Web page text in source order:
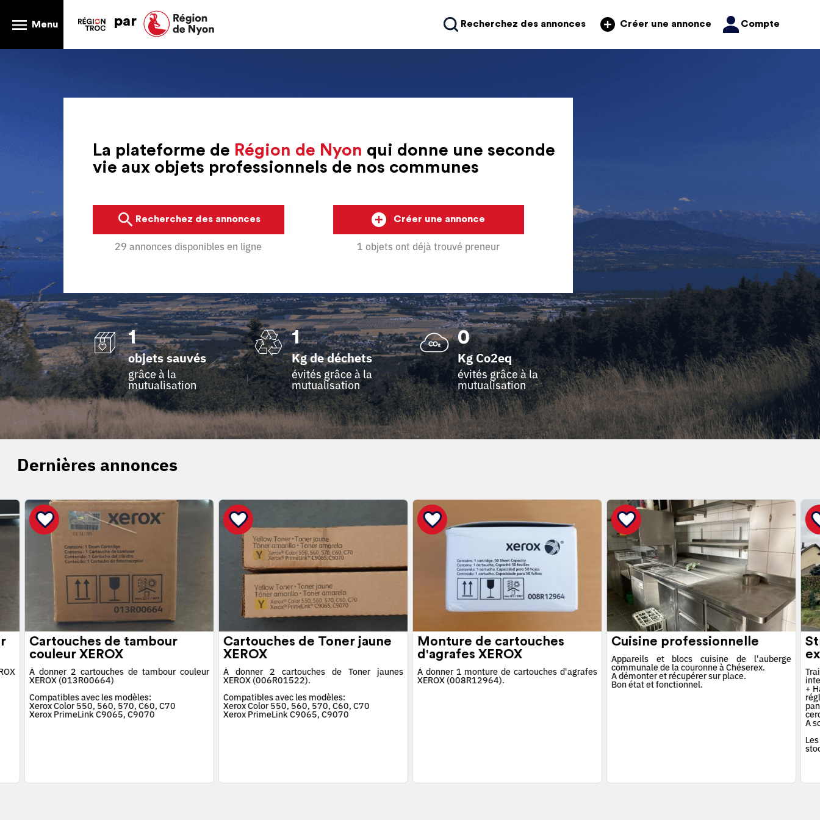
Menu par Recherchez des annonces Créer une annonce Compte
La plateforme de Région de Nyon qui donne une seconde
vie aux objets professionnels de nos communes
Recherchez des annonces
29 annonces disponibles en ligne
Créer une annonce
1 objets ont déjà trouvé preneur
1
objets sauvés
grâce à la
mutualisation
1
Kg de déchets
évités grâce à la
mutualisation
0
Kg Co2eq
évités grâce à la
mutualisation
Dernières annonces
Cartouches de tambour
couleur XEROX
À donner 2 cartouches de tambour couleur
XEROX (013R00664)
Compatibles avec les modèles:
Xerox Color 550, 560, 570, C60, C70
Xerox PrimeLink C9065, C9070
Cartouches de Toner jaune
XEROX
À donner 2 cartouches de Toner jaunes
XEROX (006R01522).
Compatibles avec les modèles:
Xerox Color 550, 560, 570, C60, C70
Xerox PrimeLink C9065, C9070
Monture de cartouches
d'agrafes XEROX
À donner 1 monture de cartouches d'agrafes
XEROX (008R12964).
Cuisine professionnelle
Appareils et blocs cuisine de l'auberge
communale de la couronne à Chéserex.
A démonter et récupérer sur place.
Bon état et fonctionnel. +
A